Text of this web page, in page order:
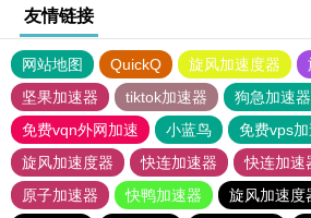
友情链接
网站地图 QuickQ 旋风加速度器
坚果加速器
tiktok加速器
狗急加速
免费vqn外网加速
小蓝鸟
免费vps
旋风加速度器
快连加速器
快连加速
原子加速器
快鸭加速器 旋风加速度